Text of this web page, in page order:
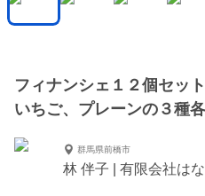
フィナンシェ１２個セッ
いちご、プレーンの３種各
群馬県前橋市
林 伴子 | 有限会社は